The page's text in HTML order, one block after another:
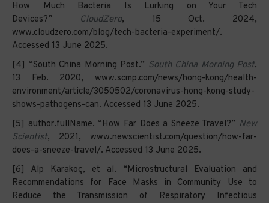
How Much Bacteria Is Lurking on Your Tech
Devices?”
CloudZero, 15 Oct. 2024,
www.cloudzero.com/blog/tech-bacteria-experiment/.
Accessed 13 June 2025.
[4] “South China Morning Post.” South China Morning Post,
13 Feb. 2020, www.scmp.com/news/hong-kong/health-
environment/article/3050502/coronavirus-hong-kong-study-
shows-pathogens-can. Accessed 13 June 2025.
[5] author.fullName. “How Far Does a Sneeze Travel?” New
Scientist, 2021, www.newscientist.com/question/how-far-
does-a-sneeze-travel/. Accessed 13 June 2025.
[6] Alp Karakoç, et al. “Microstructural Evaluation and
Recommendations for Face Masks in Community Use to
Reduce the Transmission of Respiratory Infectious